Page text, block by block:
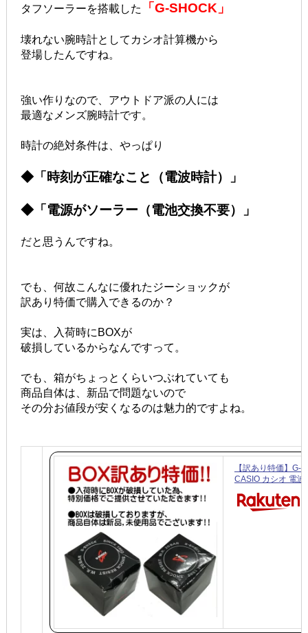
タフソーラーを搭載した
「G-SHOCK」
壊れない腕時計としてカシオ計算機から
登場したんですね。
強い作りなので、アウトドア派の人には
最適なメンズ腕時計です。
時計の絶対条件は、やっぱり
◆「時刻が正確なこと（電波時計）」
◆「電源がソーラー（電池交換不要）」
だと思うんですね。
でも、何故こんなに優れたジーショックが
訳あり特価で購入できるのか？
実は、入荷時にBOXが
破損しているからなんですって。
でも、箱がちょっとくらいつぶれていても
商品自体は、新品で問題ないので
その分お値段が安くなるのは魅力的ですよね。
【訳あり特価】G-
CASIO カシオ 電波